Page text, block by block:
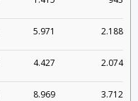
5.971 2.188
4.427 2.074
8.969 3.712